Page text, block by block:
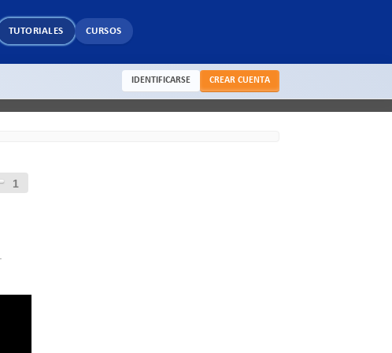
TUTORIALES CURSOS
IDENTIFICARSE CREAR CUENTA
1